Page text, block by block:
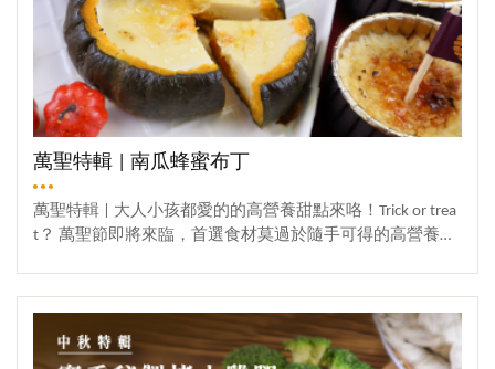
白色粉末(蛋白酶)是甜點結凍的成功關鍵) 備料【步驟一】
食材處理 ① 老薑刷洗乾淨，切除外皮髒汙，取摩擦板把老
薑摩擦成泥狀 (薑皮可去亦可不去，隨個人喜好)② 將磨好
的薑泥倒入網篩過濾，用湯匙把薑泥裡的薑汁全壓榨出備
用【步驟二】暖滾滾的牛奶煮起來！① 鮮奶(約150-180ml)
倒入鍋中小火加熱 (加熱至大約75至85度)，若是直火加熱
切記持續攪拌避免鍋底燒焦② 煮鮮奶過程可以把壓榨好的
薑汁(約15ml) 稍微攪拌均勻後倒入容器備用③ 有溫度計的
可以直接擺入測量 ; 如用目測方式，煮到鍋邊鮮奶冒出小泡
泡冒出白煙即可熄火，待5秒後再不疾不徐地把鮮奶倒入已
完表示撞奶成功③ 最後可依個人喜好添加蜂蜜、桂花、枸
杞，即可享用(蜜編也會撒上黑芝麻粉/蜜紅豆，嘗試不一樣
萬聖特輯 | 南瓜蜂蜜布丁
萬聖特輯 | 大人小孩都愛的的高營養甜點來咯！Trick or trea
t？ 萬聖節即將來臨，首選食材莫過於隨手可得的高營養南
蜜和簡單食材製作美味濃郁又超可愛的南瓜布丁~這是一道
即使是甜點初學者也能輕鬆做出的萬聖節點心，快來準備
食材，動手來試做！材料食材：① 雞蛋-2顆② 栗子南瓜 -
觀看更多